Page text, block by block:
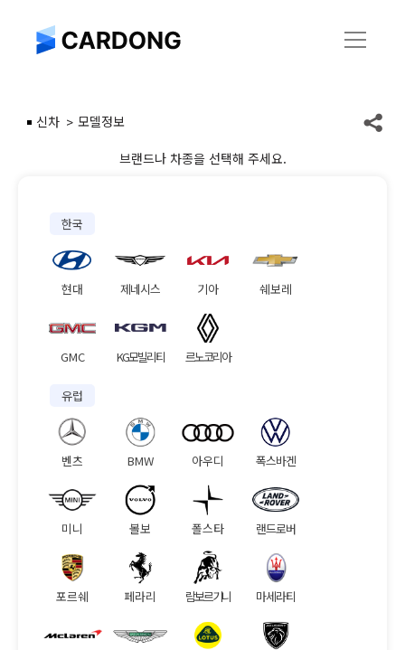
신차 모델정보
브랜드나 차종을 선택해 주세요.
한국
현대 제네시스 기아 쉐보레
GMC KG모빌리티 르노코리아
유럽
벤츠 BMW 아우디 폭스바겐
미니 볼보 폴스타 랜드로버
포르쉐 페라리 람보르기니 마세라티